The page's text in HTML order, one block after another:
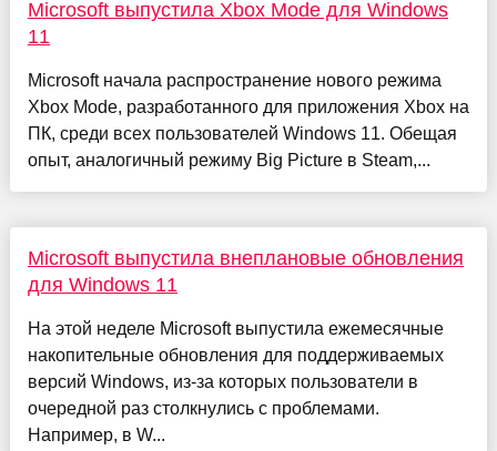
Microsoft выпустила Xbox Mode для Windows
11
Microsoft начала распространение нового режима
Xbox Mode, разработанного для приложения Xbox на
ПК, среди всех пользователей Windows 11. Обещая
опыт, аналогичный режиму Big Picture в Steam,...
Microsoft выпустила внеплановые обновления
для Windows 11
На этой неделе Microsoft выпустила ежемесячные
накопительные обновления для поддерживаемых
версий Windows, из-за которых пользователи в
очередной раз столкнулись с проблемами.
Например, в W...